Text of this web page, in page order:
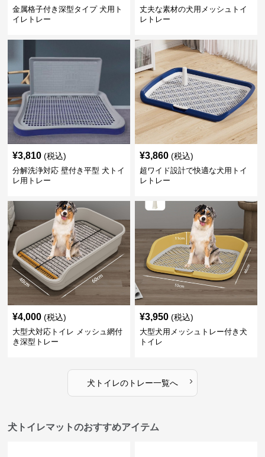
金属格子付き深型タイプ 犬用ト
イレトレー
丈夫な素材の犬用メッシュトイ
レトレー
¥3,810 (税込)
分解洗浄対応 壁付き平型 犬トイ
レ用トレー
¥3,860 (税込)
超ワイド設計で快適な犬用トイ
レトレー
¥4,000 (税込)
大型犬対応トイレ メッシュ網付
き深型トレー
¥3,950 (税込)
大型犬用メッシュトレー付き犬
トイレ
犬トイレのトレー一覧へ ›
犬トイレマットのおすすめアイテム